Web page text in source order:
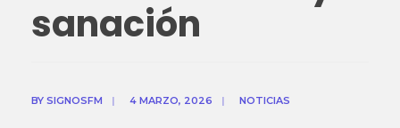
sanación
BY SIGNOSFM | 4 MARZO, 2026 | NOTICIAS